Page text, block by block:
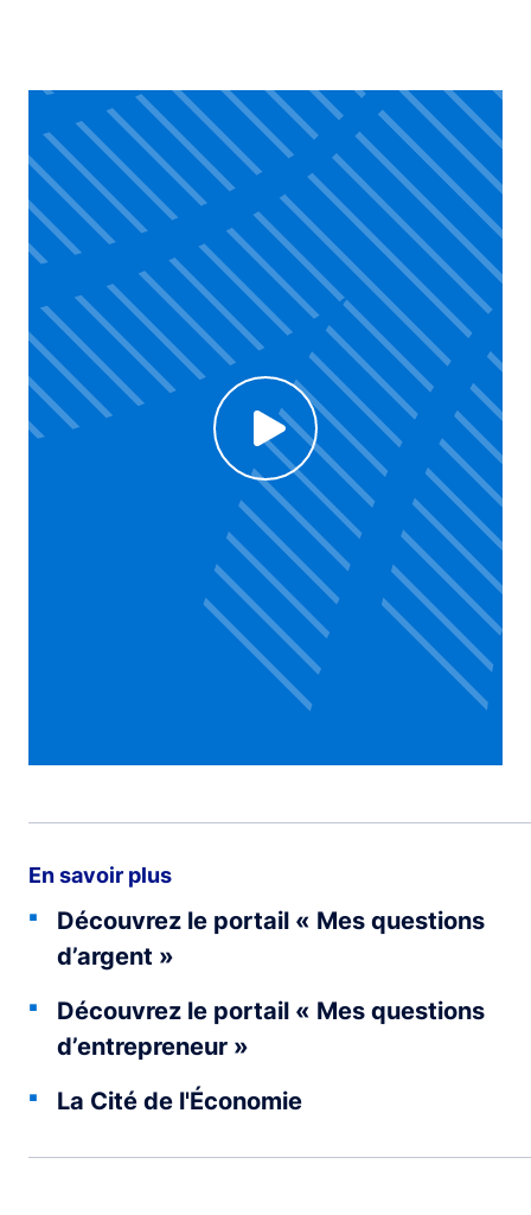
Voir la vidéo
Click to enable Youtube cookies and see content
En savoir plus
Découvrez le portail « Mes questions
d’argent »
Découvrez le portail « Mes questions
d’entrepreneur »
La Cité de l'Économie